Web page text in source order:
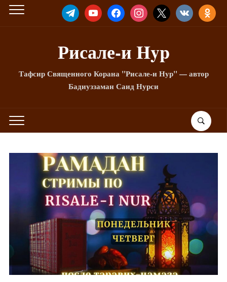
TELEGRAMYOUTUBEFACEBOOKINSTAGRAM
X VKONTAKTE
Рисале-и Hyp
Тафсир Священного Корана "Рисале-и Нур" — автор
Бадиуззаман Саид Нурси